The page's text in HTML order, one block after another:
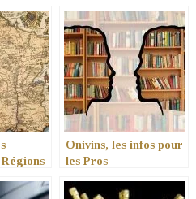
Onivins, les infos pour
les Pros